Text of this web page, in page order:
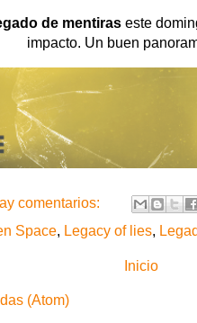
de mentiraseste
impacto. Un buen
comentarios:
Space, Legacy of lies,
Inicio
(Atom)